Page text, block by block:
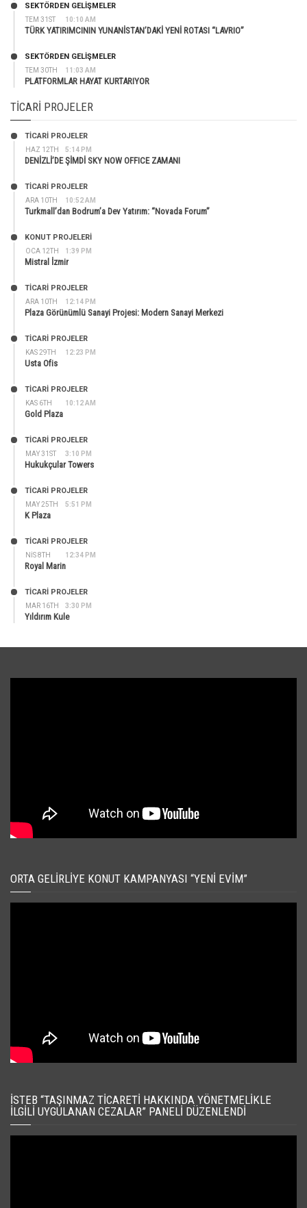
TEM 31ST 10:10 AM
SEKTÖRDEN GELIŞMELER
TÜRK YATIRIMCININ YUNANİSTAN’DAKİ YENİ ROTASI “LAVRIO”
TEM 30TH 11:03 AM
SEKTÖRDEN GELIŞMELER
PLATFORMLAR HAYAT KURTARIYOR
TICARI PROJELER
HAZ 12TH 5:14 PM
TİCARİ PROJELER
DENİZLİ’DE ŞİMDİ SKY NOW OFFICE ZAMANI
ARA 10TH 10:52 AM
TİCARİ PROJELER
Turkmall’dan Bodrum’a Dev Yatırım: “Novada Forum”
OCA 12TH 1:39 PM
KONUT PROJELERI
Mistral İzmir
ARA 10TH 12:14 PM
TİCARİ PROJELER
Plaza Görünümlü Sanayi Projesi: Modern Sanayi Merkezi
KAS 29TH 12:23 PM
TİCARİ PROJELER
Usta Ofis
KAS 6TH 10:12 AM
TİCARİ PROJELER
Gold Plaza
MAY 31ST 3:10 PM
TİCARİ PROJELER
Hukukçular Towers
MAY 25TH 5:51 PM
TİCARİ PROJELER
K Plaza
NIS 8TH 12:34 PM
TİCARİ PROJELER
Royal Marin
MAR 16TH 3:30 PM
TİCARİ PROJELER
Yıldırım Kule
ORTA GELIRLIYE KONUT KAMPANYASI “YENI EVIM”
İSTEB “TAŞINMAZ TICARETI HAKKINDA YÖNETMELIKLE
İLGILI UYGULANAN CEZALAR” PANELI DÜZENLENDI